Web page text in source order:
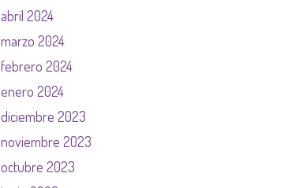
abril 2024
marzo 2024
febrero 2024
enero 2024
diciembre 2023
noviembre 2023
octubre 2023